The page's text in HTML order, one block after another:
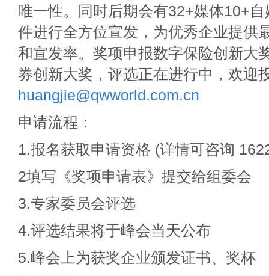
唯一性。同时后期会有32+媒体10+
件进行全方位宣发，为优秀企业提供
和宣发率。奖项申报数字保险创新大
券创新大奖，评选正在进行中，欢迎
huangjie@qwworld.com.cn
申请流程：
1.报名获取申请资格 (详情可咨询
2填写《奖项申请表》提交给组委会
3.专家委员会评选
4.评选结果将于峰会当天公布
5.峰会上为获奖企业颁发证书、奖杯